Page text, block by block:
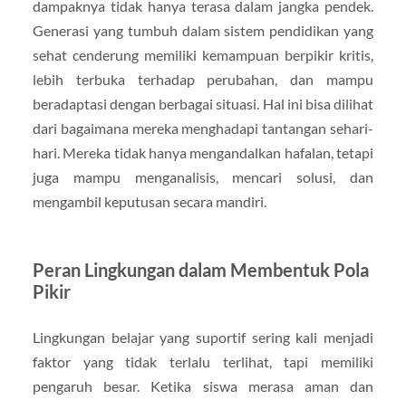
dampaknya tidak hanya terasa dalam jangka pendek.
Generasi yang tumbuh dalam sistem pendidikan yang
sehat cenderung memiliki kemampuan berpikir kritis,
lebih terbuka terhadap perubahan, dan mampu
beradaptasi dengan berbagai situasi. Hal ini bisa dilihat
dari bagaimana mereka menghadapi tantangan sehari-
hari. Mereka tidak hanya mengandalkan hafalan, tetapi
juga mampu menganalisis, mencari solusi, dan
mengambil keputusan secara mandiri.
Peran Lingkungan dalam Membentuk Pola
Pikir
Lingkungan belajar yang suportif sering kali menjadi
faktor yang tidak terlalu terlihat, tapi memiliki
pengaruh besar. Ketika siswa merasa aman dan